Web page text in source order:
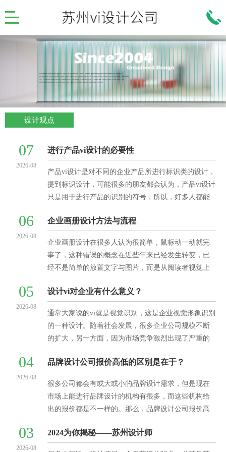
设计观点
07
2026-08
进行产品vi设计的必要性
产品vi设计是对不同的企业产品所进行标识类的设计，
提到标识设计，可能很多的朋友都会认为，产品vi设计
只是用于进行产品的识别的符号，所以，好多人都能
06
2026-08
企业画册设计方法与流程
企业画册设计在很多人认为很简单，鼠标动一动就完
事了，这种错误的概念在近些年来已经发生转变，已
经不是简单的放置文字与图片，而是从阅读者视觉上
候，要求显得更高
05
2026-08
设计vi对企业有什么意义？
通常大家说的vi就是视觉识别，这是企业视觉形象识别
的一种设计。随着社会发展，很多企业公司规模不断
的扩大，另一方面，因为市场竞争激烈出现了严重的
做一个企业v
04
2026-08
品牌设计公司报价高低的区别是在于？
很多公司都会有或大或小的品牌设计需求，但是现在
市场上能进行品牌设计的机构有很多，而这些机构给
出的报价都是不一样的。那么，品牌设计公司报价高
报价高低首先
03
2026-08
2024为你揭秘——苏州设计师